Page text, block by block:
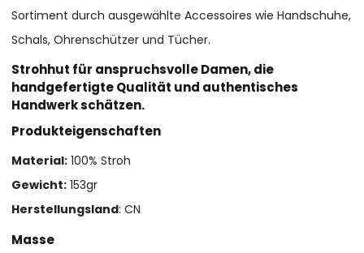
Sortiment durch ausgewählte Accessoires wie Handschuhe,
Schals, Ohrenschützer und Tücher.
Strohhut für anspruchsvolle Damen, die
handgefertigte Qualität und authentisches
Handwerk schätzen.
Produkteigenschaften
Material: 100% Stroh
Gewicht: 153gr
Herstellungsland: CN
Masse